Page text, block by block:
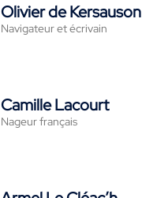
Olivier de Kersauson
Navigateur et écrivain
Camille Lacourt
Nageur français